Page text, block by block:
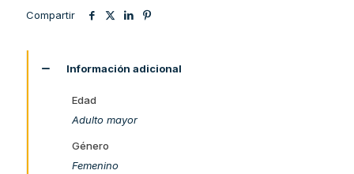
Compartir
Información adicional
Edad
Adulto mayor
Género
Femenino